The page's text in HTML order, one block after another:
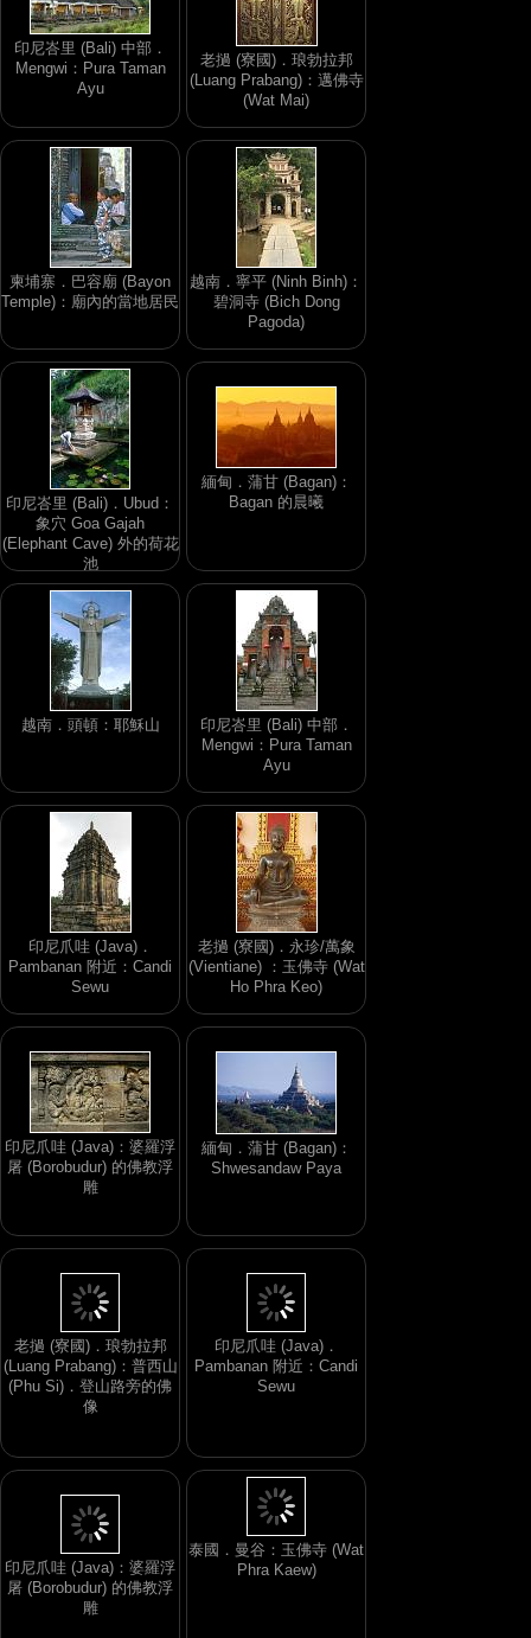
印尼峇里 (Bali) 中部．
Mengwi：Pura Taman
Ayu
老撾 (寮國)．琅勃拉邦
(Luang Prabang)：邁佛寺
(Wat Mai)
柬埔寨．巴容廟 (Bayon
Temple)：廟內的當地居民
越南．寧平 (Ninh Binh)：
碧洞寺 (Bich Dong
Pagoda)
印尼峇里 (Bali)．Ubud：
象穴 Goa Gajah
(Elephant Cave) 外的荷花
池
緬甸．蒲甘 (Bagan)：
Bagan 的晨曦
越南．頭頓：耶穌山
印尼峇里 (Bali) 中部．
Mengwi：Pura Taman
Ayu
印尼爪哇 (Java)．
Pambanan 附近：Candi
Sewu
老撾 (寮國)．永珍/萬象
(Vientiane) ：玉佛寺 (Wat
Ho Phra Keo)
印尼爪哇 (Java)：婆羅浮
屠 (Borobudur) 的佛教浮
雕
緬甸．蒲甘 (Bagan)：
Shwesandaw Paya
老撾 (寮國)．琅勃拉邦
(Luang Prabang)：普西山
(Phu Si)．登山路旁的佛
印尼爪哇 (Java)．
Pambanan 附近：Candi
印尼爪哇 (Java)：婆羅浮
屠 (Borobudur) 的佛教浮